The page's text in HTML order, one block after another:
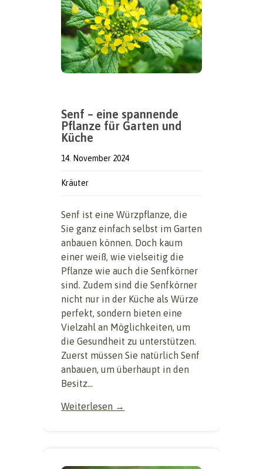
Senf – eine spannende
Pflanze für Garten und
Küche
14. November 2024
Kräuter
Senf ist eine Würzpflanze, die
Sie ganz einfach selbst im Garten
anbauen können. Doch kaum
einer weiß, wie vielseitig die
Pflanze wie auch die Senfkörner
sind. Zudem sind die Senfkörner
nicht nur in der Küche als Würze
perfekt, sondern bieten eine
Vielzahl an Möglichkeiten, um
die Gesundheit zu unterstützen.
Zuerst müssen Sie natürlich Senf
anbauen, um überhaupt in den
Besitz...
Weiterlesen →